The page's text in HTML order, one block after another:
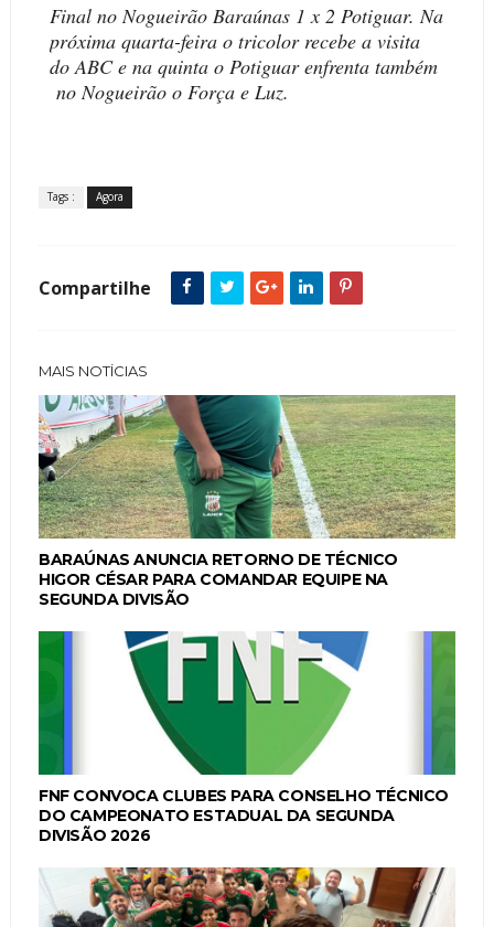
Final no Nogueirão Baraúnas 1 x 2 Potiguar. Na
próxima quarta-feira o tricolor recebe a visita
do ABC e na quinta o Potiguar enfrenta também
no Nogueirão o Força e Luz.
Tags : Agora
Compartilhe
MAIS NOTÍCIAS
BARAÚNAS ANUNCIA RETORNO DE TÉCNICO
HIGOR CÉSAR PARA COMANDAR EQUIPE NA
SEGUNDA DIVISÃO
FNF CONVOCA CLUBES PARA CONSELHO TÉCNICO
DO CAMPEONATO ESTADUAL DA SEGUNDA
DIVISÃO 2026